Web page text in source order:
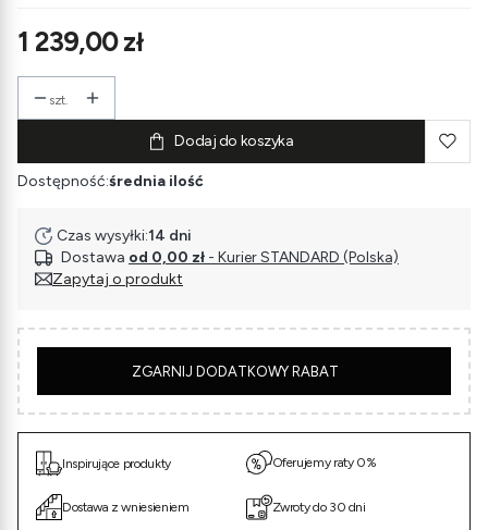
Cena
1 239,00 zł
szt.
Dodaj do koszyka
Dostępność:średnia ilość
Czas wysyłki:14 dni
Dostawa od 0,00 zł - Kurier STANDARD (Polska)
Zapytaj o produkt
ZGARNIJ DODATKOWY RABAT
Inspirujące produkty
Dostawa z wniesieniem
Oferujemy raty 0%
Zwroty do 30 dni